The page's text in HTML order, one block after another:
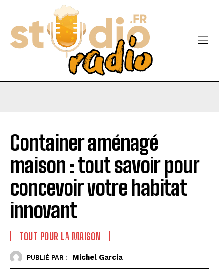
Container aménagé
maison : tout savoir pour
concevoir votre habitat
innovant
TOUT POUR LA MAISON
PUBLIÉ PAR : Michel Garcia